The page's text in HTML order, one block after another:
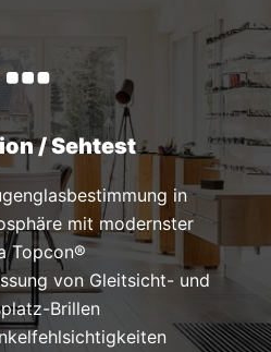
/ Sehtest
in
mit modernster
Topcon®
von Gleitsicht- und
Brillen